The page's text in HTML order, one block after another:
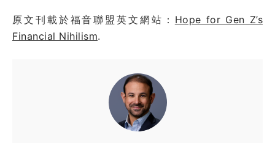
原文刊載於福音聯盟英文網站： Hope for Gen Z’s
Financial Nihilism.